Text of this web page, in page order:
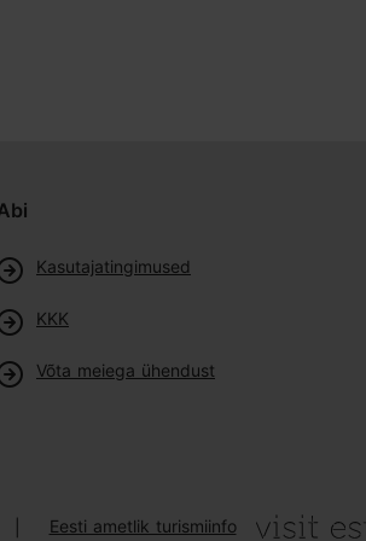
Kasutajatingimused
KKK
Võta meiega ühendust
Eesti ametlik turismiinfo